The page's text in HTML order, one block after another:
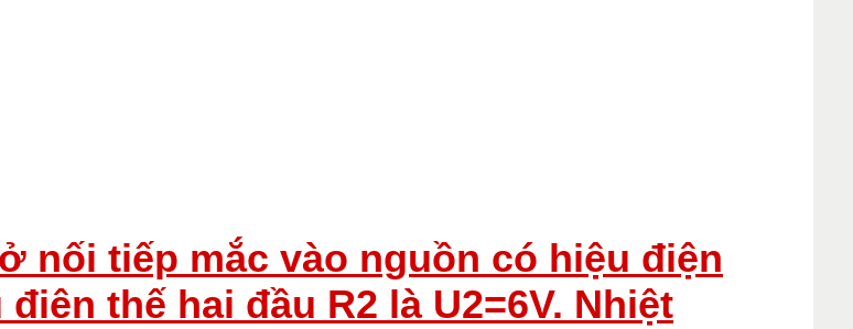
nối tiếp mắc vào nguồn có hiệu điện
thế hai đầu R2 là U2=6V. Nhiệt